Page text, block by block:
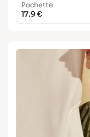
Pochette
17.9 €